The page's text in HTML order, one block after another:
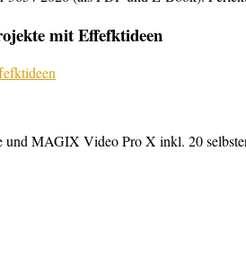
mit Effefktideen
MAGIX Video Pro X inkl. 20